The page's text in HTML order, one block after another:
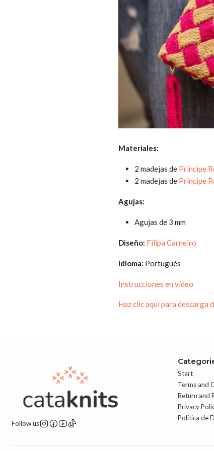
Materiales:
2 madejas de Príncipe
2 madejas de Príncipe
Agujas:
Agujas de 3 mm
Diseño: Filipa Carneiro
Idioma: Portugués
Instrucciones en vídeo
Haz clic aquí para descarga
Follow us
Start
Terms and
Return and
Privacy
Política de